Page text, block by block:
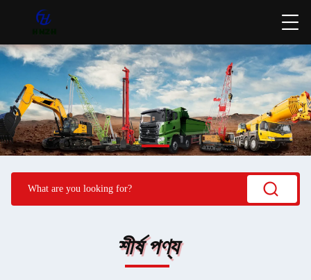
শীর্ষ পণ্য